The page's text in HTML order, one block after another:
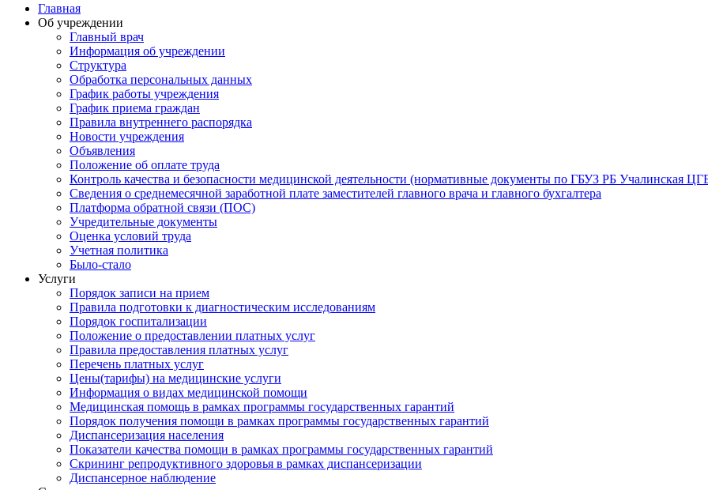
Главная
Об учреждении
Главный врач
Информация об учреждении
Структура
Обработка персональных данных
График работы учреждения
График приема граждан
Правила внутреннего распорядка
Новости учреждения
Объявления
Положение об оплате труда
Контроль качества и безопасности медицинской деятельности (нормативные документы по ГБУЗ РБ Учалинская
Сведения о среднемесячной заработной плате заместителей главного врача и главного бухгалтера
Платформа обратной связи (ПОС)
Учредительные документы
Оценка условий труда
Учетная политика
Было-стало
Услуги
Порядок записи на прием
Правила подготовки к диагностическим исследованиям
Порядок госпитализации
Положение о предоставлении платных услуг
Правила предоставления платных услуг
Перечень платных услуг
Цены(тарифы) на медицинские услуги
Информация о видах медицинской помощи
Медицинская помощь в рамках программы государственных гарантий
Порядок получения помощи в рамках программы государственных гарантий
Диспансеризация населения
Показатели качества помощи в рамках программы государственных гарантий
Скрининг репродуктивного здоровья в рамках диспансеризации
Диспансерное наблюдение